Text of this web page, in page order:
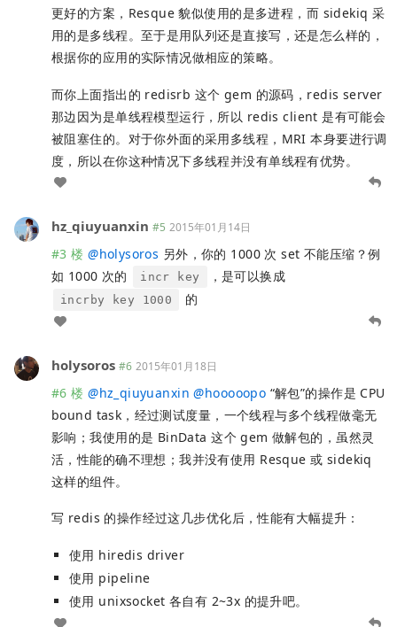
更好的方案，Resque 貌似使用的是多进程，而 sidekiq 采
用的是多线程。至于是用队列还是直接写，还是怎么样的，
根据你的应用的实际情况做相应的策略。
而你上面指出的 redisrb 这个 gem 的源码，redis server
那边因为是单线程模型运行，所以 redis client 是有可能会
被阻塞住的。对于你外面的采用多线程，MRI 本身要进行调
度，所以在你这种情况下多线程并没有单线程有优势。
hz_qiuyuanxin #5 2015年01月14日
#3 楼 @holysoros 另外，你的 1000 次 set 不能压缩？例
如 1000 次的
incr key ，是可以换成
incrby key 1000 的
holysoros #6 2015年01月18日
#6 楼 @hz_qiuyuanxin @hooooopo “解包”的操作是 CPU
bound task，经过测试度量，一个线程与多个线程做毫无
影响；我使用的是 BinData 这个 gem 做解包的，虽然灵
活，性能的确不理想；我并没有使用 Resque 或 sidekiq
这样的组件。
写 redis 的操作经过这几步优化后，性能有大幅提升：
使用 hiredis driver
使用 pipeline
使用 unixsocket 各自有 2~3x 的提升吧。